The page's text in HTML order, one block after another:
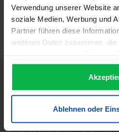
Verwendung unserer Website
soziale Medien, Werbung und
Partner führen diese
weiteren Daten zusammen,
gesammelt haben.
Ablehnen oder
Informationen zur
Trusted Shops Bewertungen
JETZT UNSEREN NEWSLETTER
GUTSCHEIN BEKOMMEN! Bitte